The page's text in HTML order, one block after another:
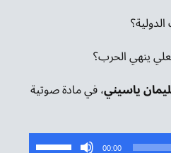
ينهي الحرب؟
ياسيني، في مادة صوتية
00:00
استخدم